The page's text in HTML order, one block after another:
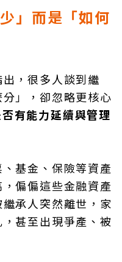
」而是「如何
，很多人談到繼
」，卻忽略更核心
有能力延續與管理
基金、保險等資產
偏偏這些金融資產
承人突然離世，家
甚至出現爭產、被